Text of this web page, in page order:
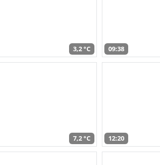
3,2 °C 09:38
7,2 °C 12:20